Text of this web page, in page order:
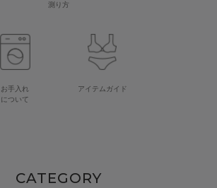
測り方
お手入れ
について
アイテムガイド
CATEGORY